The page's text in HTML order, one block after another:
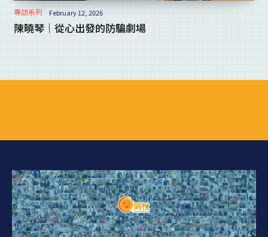
專訪系列 February 12, 2026
陳曉琴｜從心出發的防騙劇場